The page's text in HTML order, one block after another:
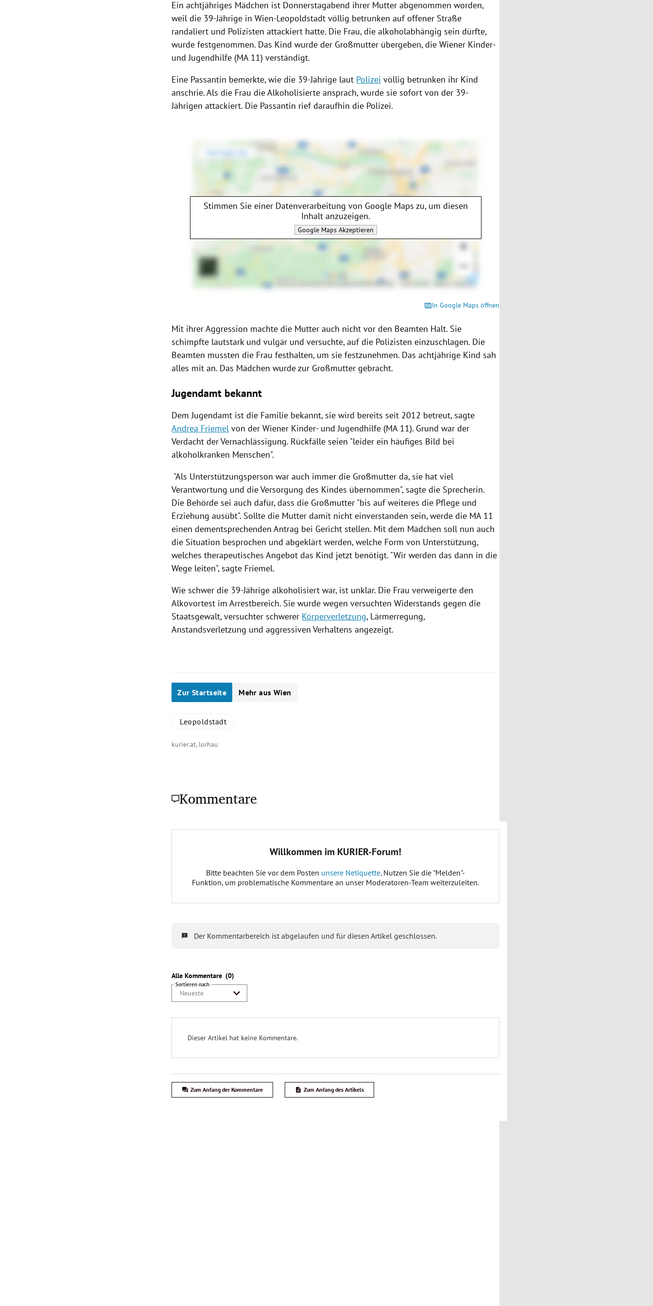
Ein achtjähriges Mädchen ist Donnerstagabend ihrer Mutter abgenommen worden,
weil die 39-Jährige in Wien-Leopoldstadt völlig betrunken auf offener Straße
randaliert und Polizisten attackiert hatte. Die Frau, die alkoholabhängig sein dürfte,
wurde festgenommen. Das Kind wurde der Großmutter übergeben, die Wiener Kinder-
und Jugendhilfe (MA 11) verständigt.
Eine Passantin bemerkte, wie die 39-Jährige laut Polizei völlig betrunken ihr Kind
anschrie. Als die Frau die Alkoholisierte ansprach, wurde sie sofort von der 39-
Jährigen attackiert. Die Passantin rief daraufhin die Polizei.
In Google Maps öffnen
Stimmen Sie einer Datenverarbeitung von Google Maps zu, um diesen
Inhalt anzuzeigen.
Google MapsAkzeptieren
Mit ihrer Aggression machte die Mutter auch nicht vor den Beamten Halt. Sie
schimpfte lautstark und vulgär und versuchte, auf die Polizisten einzuschlagen. Die
Beamten mussten die Frau festhalten, um sie festzunehmen. Das achtjährige Kind sah
alles mit an. Das Mädchen wurde zur Großmutter gebracht.
Jugendamt bekannt
Dem Jugendamt ist die Familie bekannt, sie wird bereits seit 2012 betreut, sagte
Andrea Friemel von der Wiener Kinder- und Jugendhilfe (MA 11). Grund war der
Verdacht der Vernachlässigung. Rückfälle seien "leider ein häufiges Bild bei
alkoholkranken Menschen".
"Als Unterstützungsperson war auch immer die Großmutter da, sie hat viel
Verantwortung und die Versorgung des Kindes übernommen", sagte die Sprecherin.
Die Behörde sei auch dafür, dass die Großmutter "bis auf weiteres die Pflege und
Erziehung ausübt". Sollte die Mutter damit nicht einverstanden sein, werde die MA 11
einen dementsprechenden Antrag bei Gericht stellen. Mit dem Mädchen soll nun auch
die Situation besprochen und abgeklärt werden, welche Form von Unterstützung,
welches therapeutisches Angebot das Kind jetzt benötigt. "Wir werden das dann in die
Wege leiten", sagte Friemel.
Wie schwer die 39-Jährige alkoholisiert war, ist unklar. Die Frau verweigerte den
Alkovortest im Arrestbereich. Sie wurde wegen versuchten Widerstands gegen die
Staatsgewalt, versuchter schwerer Körperverletzung, Lärmerregung,
Anstandsverletzung und aggressiven Verhaltens angezeigt.
Zur Startseite Mehr aus Wien
Leopoldstadt
kurier.at, lorhau
Kommentare